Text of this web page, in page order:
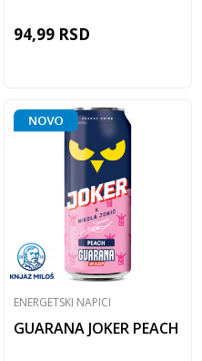
94,99 RSD
ENERGETSKI NAPICI
GUARANA JOKER PEACH